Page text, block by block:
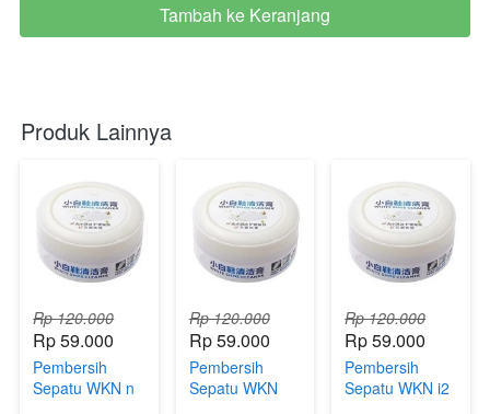
`
Tambah ke Keranjang
Produk Lainnya
Rp 120.000
Rp 59.000
Pembersih
Sepatu WKN n
Rp 120.000
Rp 59.000
Pembersih
Sepatu WKN
Rp 120.000
Rp 59.000
Pembersih
Sepatu WKN i2